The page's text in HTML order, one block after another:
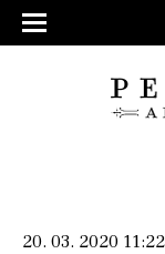
20. 03. 2020